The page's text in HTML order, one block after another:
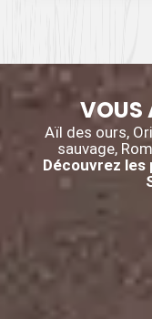
VOUS
Aïl des ours,
sauvage,
Découvrez les